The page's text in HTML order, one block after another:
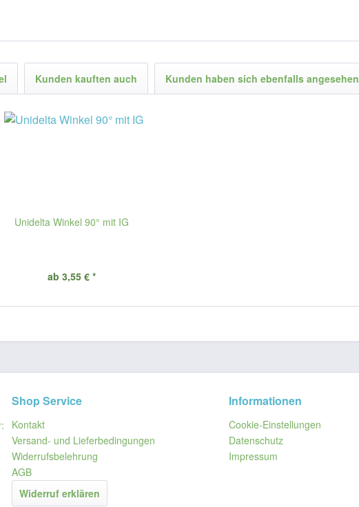
Kunden kauften auch Kunden haben sich ebenfalls angesehen
Unidelta Winkel 90° mit IG
ab 3,55 € *
Shop Service
Kontakt
Versand- und Lieferbedingungen
Widerrufsbelehrung
AGB
Widerruf erklären
Informationen
Cookie-Einstellungen
Datenschutz
Impressum